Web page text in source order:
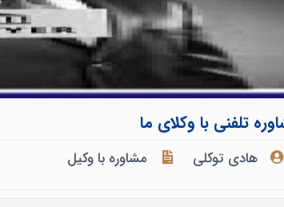
تلفنی با وکلای ما
هادی توکلی مشاوره با وکیل